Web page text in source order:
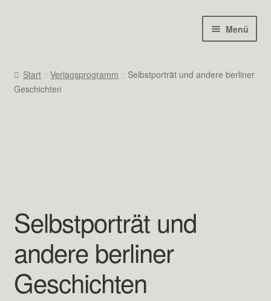
Menü
[ archiv ]
[ privatdruck ]
[ verlagsprogramm ]
AGB
Start Verlagsprogramm
Selbstporträt und andere berliner
Geschichten
Selbstporträt und
andere berliner
Geschichten